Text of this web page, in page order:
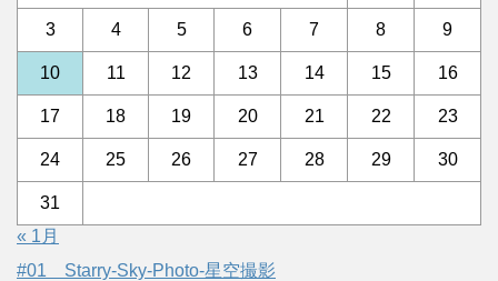
3 4 5 6 7 8 9
10 11 12 13 14 15 16
17 18 19 20 21 22 23
24 25 26 27 28 29 30
31
« 1月
#01 Starry-Sky-Photo-星空撮影